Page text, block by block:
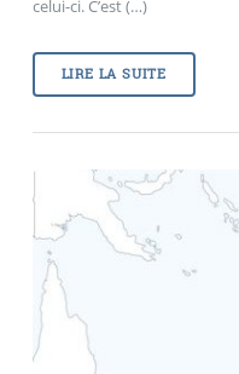
celui-ci. C’est (…)
LIRE LA SUITE